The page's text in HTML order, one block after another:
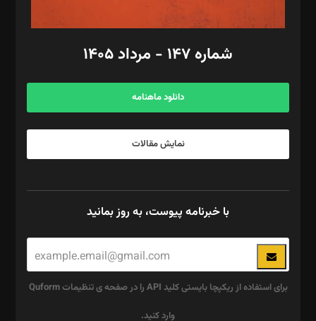
امور مالی: شاپور رهبری، محمد‌ کاظمی‌نیا
آگهی و مشترکین: ۰۹۱۹۹۹۹۰۴۵۴
شماره ۱۴۷ - مرداد ۱۴۰۵
دانلود ماهنامه
نمایش مقالات
با خبرنامه پیوست، به روز بمانید
برای استفاده از ریکپچا بایستی کلید API را در صفحه ی تنظیمات Quform
وارد کنید.